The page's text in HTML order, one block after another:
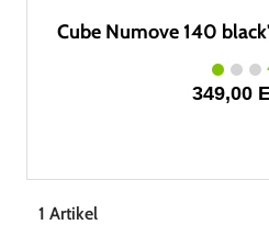
Cube Numove 140
349,00
1 Artikel